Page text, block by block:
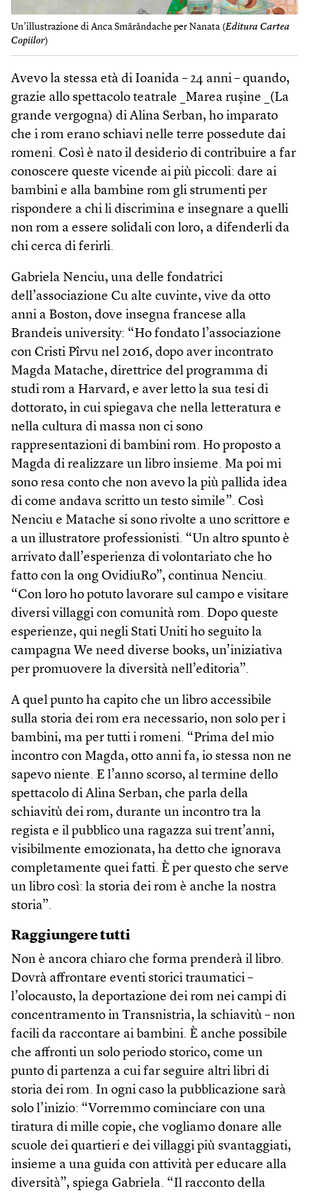
Un’illustrazione di Anca Smărăndache per Nanata (Editura Cartea
Copiilor)
Avevo la stessa età di Ioanida – 24 anni – quando,
grazie allo spettacolo teatrale _Marea rușine _(La
grande vergogna) di Alina Serban, ho imparato
che i rom erano schiavi nelle terre possedute dai
romeni. Così è nato il desiderio di contribuire a far
conoscere queste vicende ai più piccoli: dare ai
bambini e alla bambine rom gli strumenti per
rispondere a chi li discrimina e insegnare a quelli
non rom a essere solidali con loro, a difenderli da
chi cerca di ferirli.
Gabriela Nenciu, una delle fondatrici
dell’associazione Cu alte cuvinte, vive da otto
anni a Boston, dove insegna francese alla
Brandeis university: “Ho fondato l’associazione
con Cristi Pîrvu nel 2016, dopo aver incontrato
Magda Matache, direttrice del programma di
studi rom a Harvard, e aver letto la sua tesi di
dottorato, in cui spiegava che nella letteratura e
nella cultura di massa non ci sono
rappresentazioni di bambini rom. Ho proposto a
Magda di realizzare un libro insieme. Ma poi mi
sono resa conto che non avevo la più pallida idea
di come andava scritto un testo simile”. Così
Nenciu e Matache si sono rivolte a uno scrittore e
a un illustratore professionisti. “Un altro spunto è
arrivato dall’esperienza di volontariato che ho
fatto con la ong OvidiuRo”, continua Nenciu.
“Con loro ho potuto lavorare sul campo e visitare
diversi villaggi con comunità rom. Dopo queste
esperienze, qui negli Stati Uniti ho seguito la
campagna We need diverse books, un’iniziativa
per promuovere la diversità nell’editoria”.
A quel punto ha capito che un libro accessibile
sulla storia dei rom era necessario, non solo per i
bambini, ma per tutti i romeni. “Prima del mio
incontro con Magda, otto anni fa, io stessa non ne
sapevo niente. E l’anno scorso, al termine dello
spettacolo di Alina Serban, che parla della
schiavitù dei rom, durante un incontro tra la
regista e il pubblico una ragazza sui trent’anni,
visibilmente emozionata, ha detto che ignorava
completamente quei fatti. È per questo che serve
un libro così: la storia dei rom è anche la nostra
storia”.
Raggiungere tutti
Non è ancora chiaro che forma prenderà il libro.
Dovrà affrontare eventi storici traumatici –
l’olocausto, la deportazione dei rom nei campi di
concentramento in Transnistria, la schiavitù – non
facili da raccontare ai bambini. È anche possibile
che affronti un solo periodo storico, come un
punto di partenza a cui far seguire altri libri di
storia dei rom. In ogni caso la pubblicazione sarà
solo l’inizio: “Vorremmo cominciare con una
tiratura di mille copie, che vogliamo donare alle
scuole dei quartieri e dei villaggi più svantaggiati,
insieme a una guida con attività per educare alla
diversità”, spiega Gabriela. “Il racconto della